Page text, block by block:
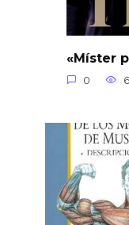
«Míster
0